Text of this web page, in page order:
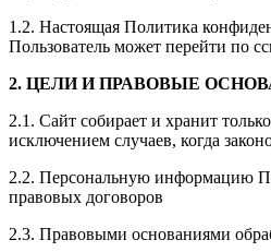
1.2. Настоящая Политика
Пользователь может перейти по
2. ЦЕЛИ И ПРАВОВЫЕ
2.1. Сайт собирает и хранит
исключением случаев, когда
2.2. Персональную информацию
правовых договоров
2.3. Правовыми основаниями